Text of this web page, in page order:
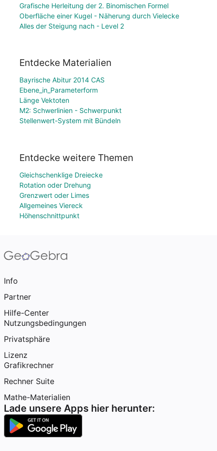
Grafische Herleitung der 2. Binomischen Formel
Oberfläche einer Kugel - Näherung durch Vielecke
Alles der Steigung nach - Level 2
Entdecke Materialien
Bayrische Abitur 2014 CAS
Ebene_in_Parameterform
Länge Vektoten
M2: Schwerlinien - Schwerpunkt
Stellenwert-System mit Bündeln
Entdecke weitere Themen
Gleichschenklige Dreiecke
Rotation oder Drehung
Grenzwert oder Limes
Allgemeines Viereck
Höhenschnittpunkt
Info
Partner
Hilfe-Center
Nutzungsbedingungen
Privatsphäre
Lizenz
Grafikrechner
Rechner Suite
Mathe-Materialien
Lade unsere Apps hier herunter: